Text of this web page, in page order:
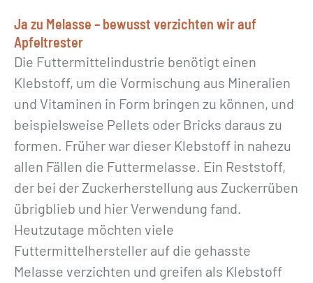
Ja zu Melasse – bewusst verzichten wir auf
Apfeltrester
Die Futtermittelindustrie benötigt einen
Klebstoff, um die Vormischung aus Mineralien
und Vitaminen in Form bringen zu können, und
beispielsweise Pellets oder Bricks daraus zu
formen. Früher war dieser Klebstoff in nahezu
allen Fällen die Futtermelasse. Ein Reststoff,
der bei der Zuckerherstellung aus Zuckerrüben
übrigblieb und hier Verwendung fand.
Heutzutage möchten viele
Futtermittelhersteller auf die gehasste
Melasse verzichten und greifen als Klebstoff